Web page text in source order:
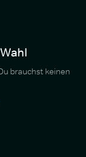
brauchst keinen